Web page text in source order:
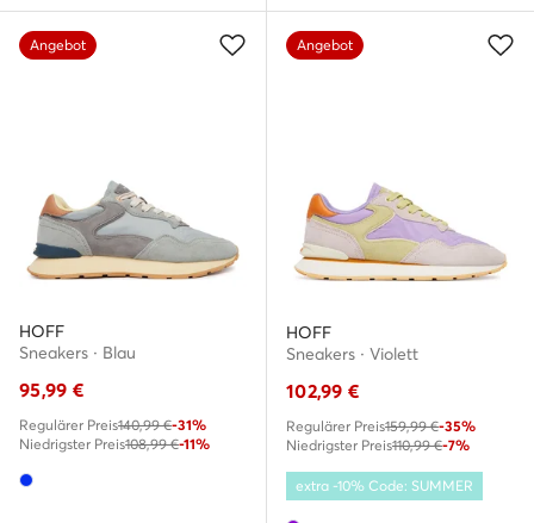
Angebot
HOFF
Sneakers · Blau
95,99 €
Regulärer Preis140,99 €-31%
Niedrigster Preis108,99 €-11%
Angebot
HOFF
Sneakers · Violett
102,99 €
Regulärer Preis159,99 €-35%
Niedrigster Preis110,99 €-7%
extra -10% Code: SUMMER